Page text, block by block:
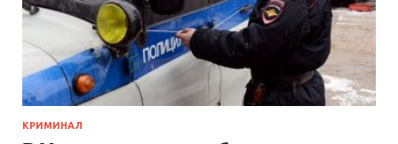
КРИМИНАЛ